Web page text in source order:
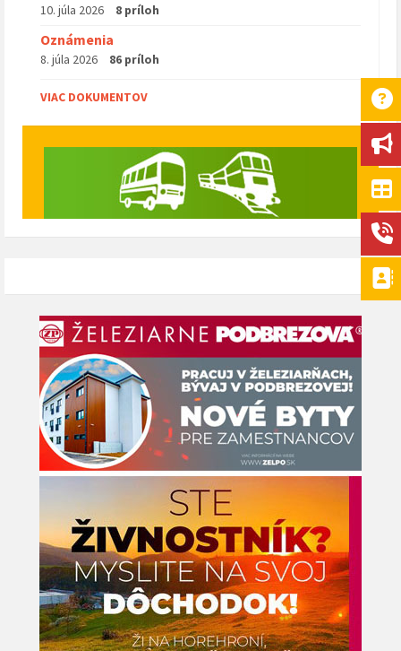
10. júla 2026 8 príloh
Oznámenia
8. júla 2026 86 príloh
VIAC DOKUMENTOV